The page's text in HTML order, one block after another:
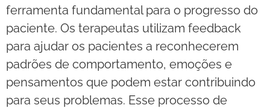
ferramenta fundamental para o progresso do
paciente. Os terapeutas utilizam feedback
para ajudar os pacientes a reconhecerem
padrões de comportamento, emoções e
pensamentos que podem estar contribuindo
para seus problemas. Esse processo de